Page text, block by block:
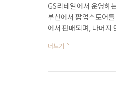
GS리테일에서 운영하
부산에서 팝업스토어
에서 판매되며, 나머지
리 전통주로 분류되어
탈까지 유발할 수 있는
더보기